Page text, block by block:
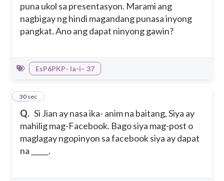
puna ukol sa presentasyon. Marami ang
nagbigay ng hindi magandang punasa inyong
pangkat. Ano ang dapat ninyong gawin?
EsP6PKP- Ia-i– 37
Q. Si Jian ay nasa ika- anim na baitang, Siya ay
mahilig mag-Facebook. Bago siya mag-post o
maglagay ngopinyon sa facebook siya ay dapat
na _____.
44
30 sec